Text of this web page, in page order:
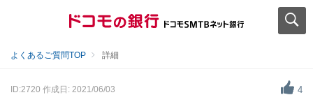
よくあるご質問TOP 詳細
ID:2720 作成日: 2021/06/03 4